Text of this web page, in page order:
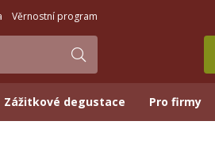
Věrnostní program
Zážitkové degustace Pro firmy